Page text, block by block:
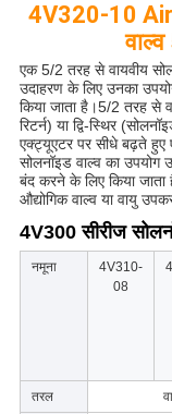
4V320-10
एक 5/2 तरह से वायवीय
उदाहरण के लिए उनका
किया जाता है।5/2 तरह से
रिटर्न) या द्वि-स्थिर
एक्ट्यूएटर पर सीधे बढ़ते हुए
सोलनॉइड वाल्व का उपयोग
बंद करने के लिए किया
औद्योगिक वाल्व या वायु
4V300 सीरीज
नमूना
4V310-
08
तरल